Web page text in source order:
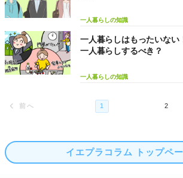
一人暮らしの知識
一人暮らしの知識
一人暮らしはもったいない
一人暮らしするべき？
イエプラコラム トップペ